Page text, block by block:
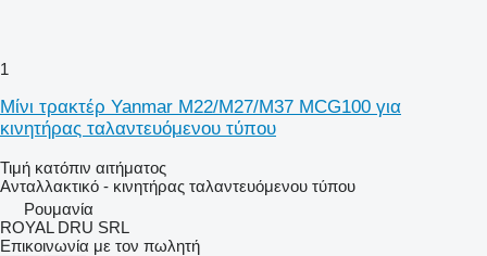
1
Μίνι τρακτέρ Yanmar M22/M27/M37 MCG100 για
κινητήρας ταλαντευόμενου τύπου
Τιμή κατόπιν αιτήματος
Ανταλλακτικό - κινητήρας ταλαντευόμενου τύπου
Ρουμανία
ROYAL DRU SRL
Επικοινωνία με τον πωλητή